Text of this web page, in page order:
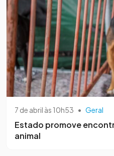
7 de abril às 10h53 • Geral
Estado promove
animal